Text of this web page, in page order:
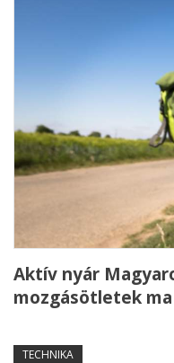
Aktív nyár
mozgásötletek ma
TECHNIKA